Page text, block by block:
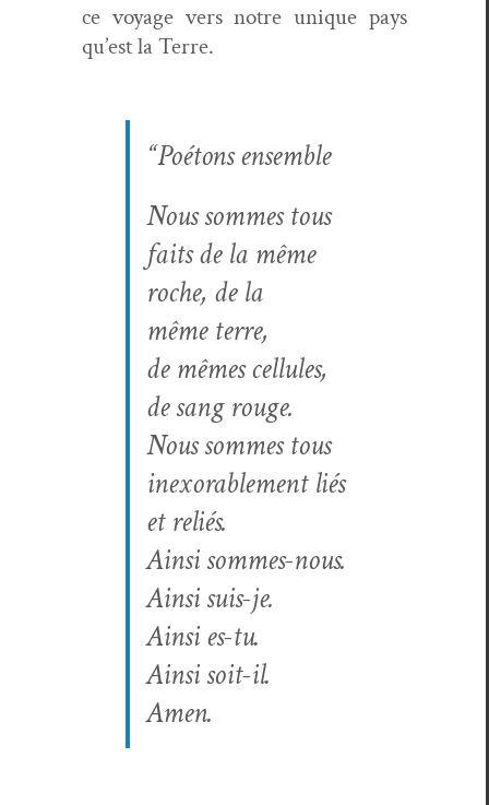
ce voy­age vers notre unique pays
qu’est la Terre.
“Poé­tons ensemble
Nous sommes tous
faits de la même
roche, de la
même terre,
de mêmes cel­lules,
de sang rouge.
Nous sommes tous
inex­orable­ment liés
et reliés.
Ain­si sommes-nous.
Ain­si suis-je.
Ain­si es-tu.
Ain­si soit-il.
Amen.